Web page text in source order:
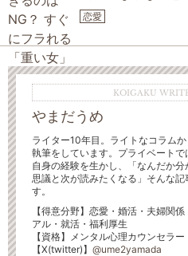
恋愛
KOIGAKU
やまだうめ
ライター10年目。ライトなコラム
執筆をしています。プライベート
自身の経験を生かし、「なんだか
思議と次が読みたくなる」そんな
す。
【得意分野】恋愛・婚活・夫婦関
アル・就活・福利厚生
【資格】メンタル心理カウンセラ
【X(twitter)】 @ume2yamada